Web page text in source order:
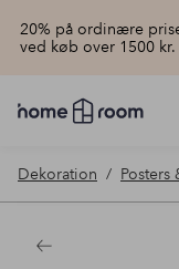
20% på ordinære
ved køb over 1500 kr.
Homeroom
–
hjemmet
til
pris
Dekoration
Tilbage